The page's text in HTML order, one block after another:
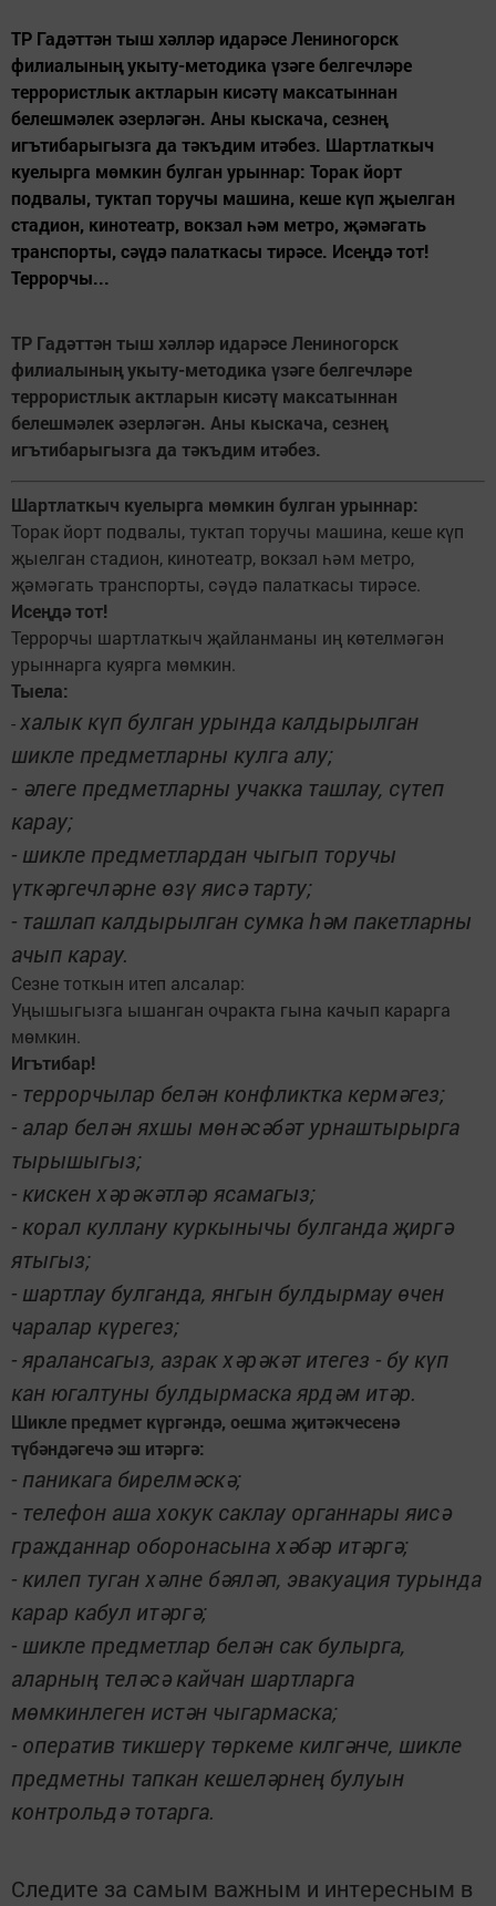
ТР Гадәттән тыш хәлләр идарәсе Лениногорск
филиалының укыту-методика үзәге белгечләре
террористлык актларын кисәтү максатыннан
белешмәлек әзерләгән. Аны кыскача, сезнең
игътибарыгызга да тәкъдим итәбез. Шартлаткыч
куелырга мөмкин булган урыннар: Торак йорт
подвалы, туктап торучы машина, кеше күп җыелган
стадион, кинотеатр, вокзал һәм метро, җәмәгать
транспорты, сәүдә палаткасы тирәсе. Исеңдә тот!
Террорчы...
ТР Гадәттән тыш хәлләр идарәсе Лениногорск
филиалының укыту-методика үзәге белгечләре
террористлык актларын кисәтү максатыннан
белешмәлек әзерләгән. Аны кыскача, сезнең
игътибарыгызга да тәкъдим итәбез.
Шартлаткыч куелырга мөмкин булган урыннар:
Торак йорт подвалы, туктап торучы машина, кеше күп
җыелган стадион, кинотеатр, вокзал һәм метро,
җәмәгать транспорты, сәүдә палаткасы тирәсе.
Исеңдә тот!
Террорчы шартлаткыч җайланманы иң көтелмәгән
урыннарга куярга мөмкин.
Тыела:
- халык күп булган урында калдырылган
шикле предметларны кулга алу;
- әлеге предметларны учакка ташлау, сүтеп
карау;
- шикле предметлардан чыгып торучы
үткәргечләрне өзү яисә тарту;
- ташлап калдырылган сумка һәм пакетларны
ачып карау.
Сезне тоткын итеп алсалар:
Уңышыгызга ышанган очракта гына качып карарга
мөмкин.
Игътибар!
- террорчылар белән конфликтка кермәгез;
- алар белән яхшы мөнәсәбәт урнаштырырга
тырышыгыз;
- кискен хәрәкәтләр ясамагыз;
- корал куллану куркынычы булганда җиргә
ятыгыз;
- шартлау булганда, янгын булдырмау өчен
чаралар күрегез;
- яралансагыз, азрак хәрәкәт итегез - бу күп
кан югалтуны булдырмаска ярдәм итәр.
Шикле предмет күргәндә, оешма җитәкчесенә
түбәндәгечә эш итәргә:
- паникага бирелмәскә;
- телефон аша хокук саклау органнары яисә
гражданнар оборонасына хәбәр итәргә;
- килеп туган хәлне бәяләп, эвакуация турында
карар кабул итәргә;
- шикле предметлар белән сак булырга,
аларның теләсә кайчан шартларга
мөмкинлеген истән чыгармаска;
- оператив тикшерү төркеме килгәнче, шикле
предметны тапкан кешеләрнең булуын
контрольдә тотарга.
Следите за самым важным и интересным в